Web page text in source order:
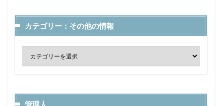
カテゴリー：その他の情報
管理人